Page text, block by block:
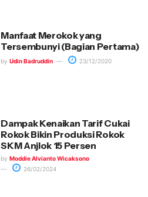
Manfaat Merokok yang
Tersembunyi (Bagian Pertama)
by Udin Badruddin 23/12/2020
Dampak Kenaikan Tarif Cukai
Rokok Bikin Produksi Rokok
SKM Anjlok 15 Persen
by Moddie Alvianto Wicaksono
26/02/2024